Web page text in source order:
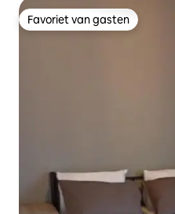
Favoriet van gasten
Favoriet van gasten